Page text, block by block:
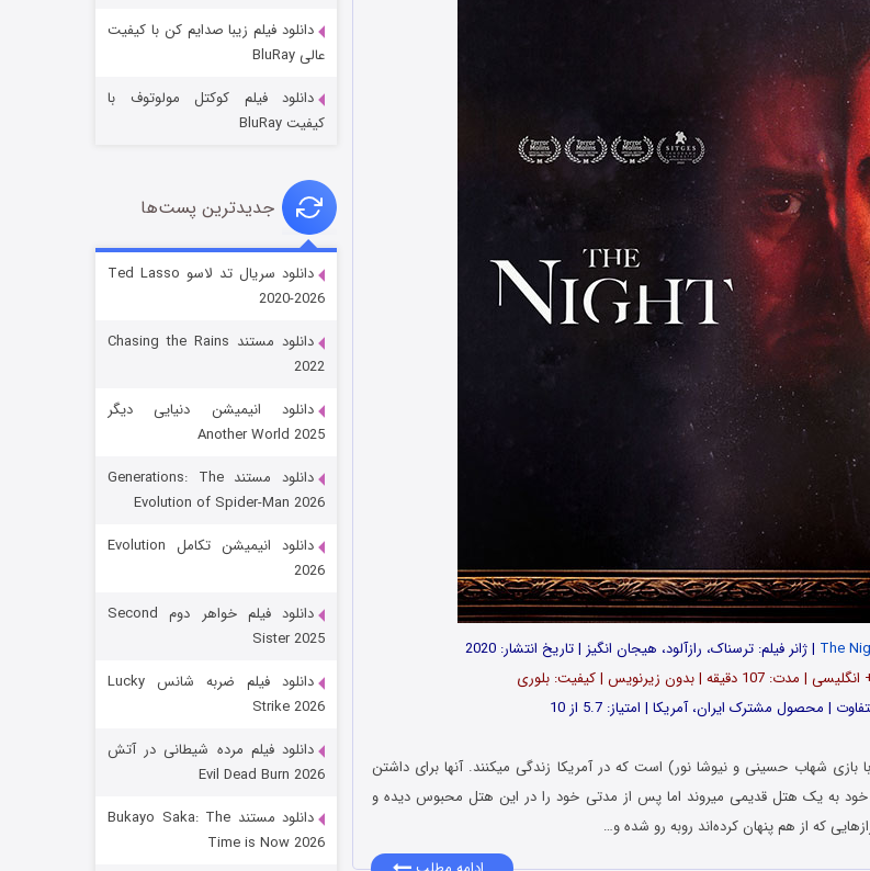
The | ژانر فیلم: ترسناک، رازآلود، هیجان انگیز | تاریخ انتشار: 2020
دقیقه | بدون زیرنویس | کیفیت: بلوری
| محصول مشترک ایران، آمریکا | امتیاز: 5.7 از 10
شهاب حسینی و نیوشا نور) است که در آمریکا زندگی میکنند. آنها برای داشتن
خود به یک هتل قدیمی میروند اما پس از مدتی خود را در این هتل محبوس دیده و
که از هم پنهان کرده‌اند روبه رو شده و…
جادوگری در مغولستان
قسمت
رویایی برای تو
قسمت
دانلود فیلم زیبا صدایم کن با کیفیت
عالی BluRay
دانلود فیلم کوکتل مولوتوف با
کیفیت BluRay
جدیدترین پست‌ها
دانلود سریال تد لاسو Ted Lasso
2020-2026
دانلود مستند Chasing the Rains
2022
دانلود انیمیشن دنیایی دیگر
Another World 2025
دانلود مستند Generations: The
Evolution of Spider-Man 2026
دانلود انیمیشن تکامل Evolution
2026
دانلود فیلم خواهر دوم Second
Sister 2025
دانلود فیلم ضربه شانس Lucky
Strike 2026
دانلود فیلم مرده شیطانی در آتش
Evil Dead Burn 2026
دانلود مستند Bukayo Saka: The
Time is Now 2026